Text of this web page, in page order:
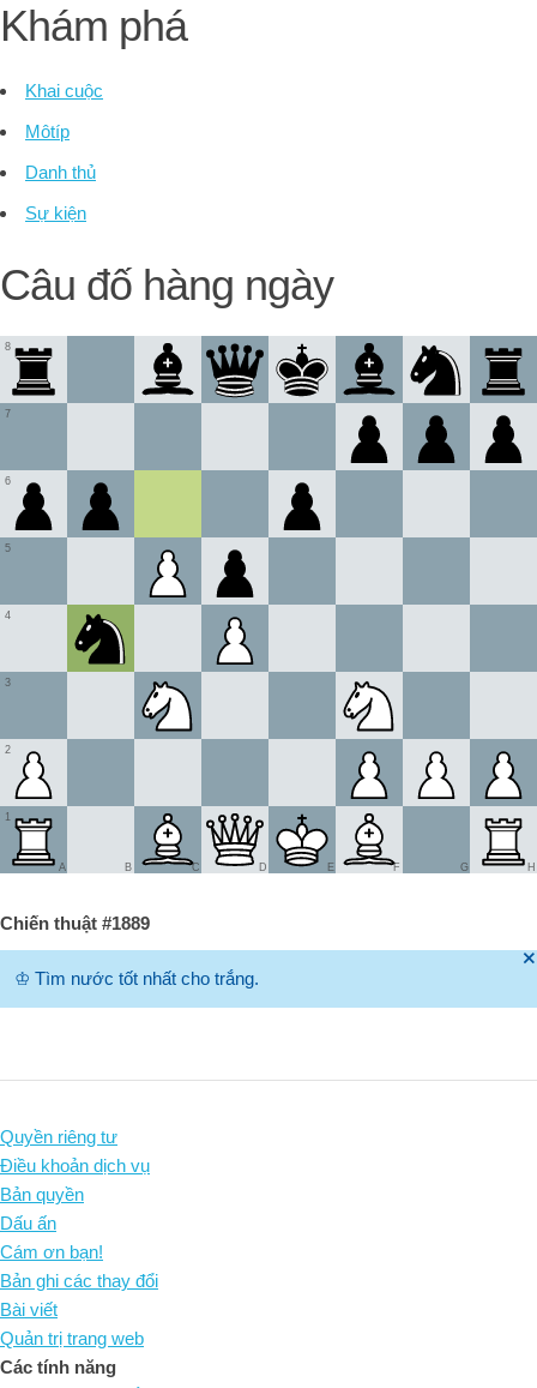
Khám phá
Khai cuộc
Môtíp
Danh thủ
Sự kiện
Câu đố hàng ngày
1
2
3
4
5
6
7
8
A B C D E F G H
Chiến thuật #1889
🞫
♔ Tìm nước tốt nhất cho trắng.
Quyền riêng tư
Điều khoản dịch vụ
Bản quyền
Dấu ấn
Cám ơn bạn!
Bản ghi các thay đổi
Bài viết
Quản trị trang web
Các tính năng